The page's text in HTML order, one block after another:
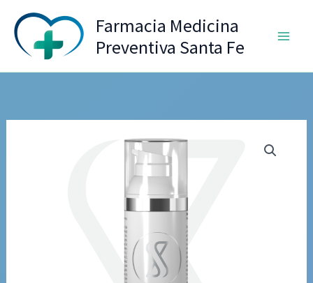
contenido
Farmacia Medicina
Preventiva Santa Fe